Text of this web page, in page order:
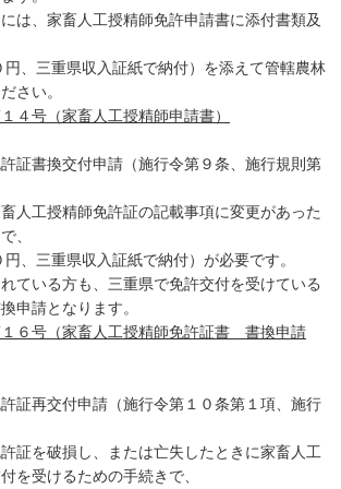
は、家畜人工授精師免許申請書に添付書類及
、三重県収入証紙で納付）を添えて管轄農林
さい。
４号（家畜人工授精師申請書）
証書換交付申請（施行令第９条、施行規則第
人工授精師免許証の記載事項に変更があった
、
、三重県収入証紙で納付）が必要です。
ている方も、三重県で免許交付を受けている
申請となります。
６号（家畜人工授精師免許証書 書換申請
証再交付申請（施行令第１０条第１項、施行
証を破損し、または亡失したときに家畜人工
を受けるための手続きで、